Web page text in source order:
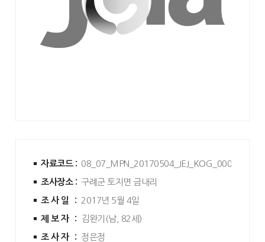
자료코드 : 08_07_MPN_20170504_JEJ_KOG_0006
조사장소 : 구례군 토지면 금내리
조사일 : 2017년 5월 4일
제보자 : 김완기(남, 82세)
조사자 : 정은정